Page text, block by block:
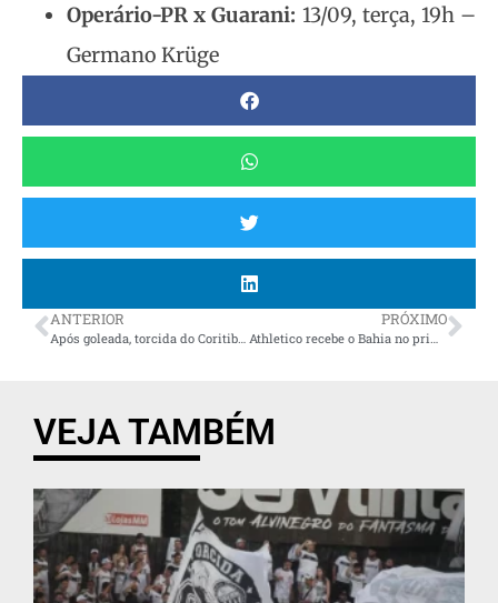
Operário-PR x Guarani: 13/09, terça, 19h –
Germano Krüge
ANTERIOR PRÓXIMO
VEJA TAMBÉM